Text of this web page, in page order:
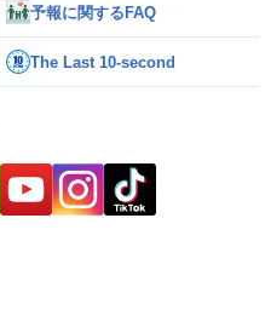
予報に関するFAQ
The Last 10-second